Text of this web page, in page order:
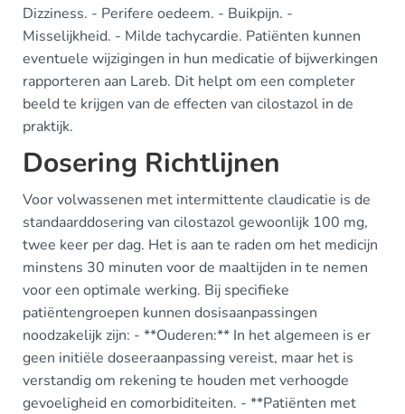
Dizziness. - Perifere oedeem. - Buikpijn. -
Misselijkheid. - Milde tachycardie. Patiënten kunnen
eventuele wijzigingen in hun medicatie of bijwerkingen
rapporteren aan Lareb. Dit helpt om een completer
beeld te krijgen van de effecten van cilostazol in de
praktijk.
Dosering Richtlijnen
Voor volwassenen met intermittente claudicatie is de
standaarddosering van cilostazol gewoonlijk 100 mg,
twee keer per dag. Het is aan te raden om het medicijn
minstens 30 minuten voor de maaltijden in te nemen
voor een optimale werking. Bij specifieke
patiëntengroepen kunnen dosisaanpassingen
noodzakelijk zijn: - **Ouderen:** In het algemeen is er
geen initiële doseeraanpassing vereist, maar het is
verstandig om rekening te houden met verhoogde
gevoeligheid en comorbiditeiten. - **Patiënten met